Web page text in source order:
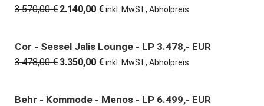
3.570,00€ Ursprünglicher
3.570,00 €
2.140,00 €Aktueller
2.140,00 €.
inkl. MwSt., Abholpreis
4% günstiger
Cor - Sessel Jalis Lounge - LP 3.478,- EUR
3.478,00€ Ursprünglicher
3.478,00 €
3.350,00 €Aktueller
3.350,00 €.
inkl. MwSt., Abholpreis
40% günstiger
Behr - Kommode - Menos - LP 6.499,- EUR